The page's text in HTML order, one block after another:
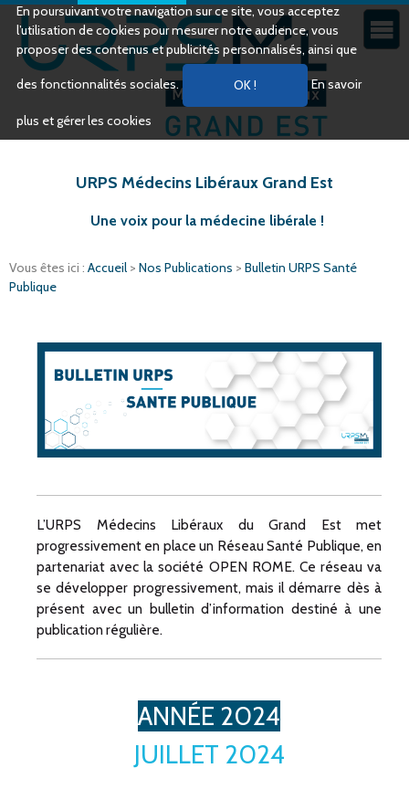
En poursuivant votre navigation sur ce site, vous acceptez
l’utilisation de cookies pour mesurer notre audience, vous
proposer des contenus et publicités personnalisés, ainsi que
des fonctionnalités sociales. En savoir
plus et gérer les cookies
URPS Médecins Libéraux Grand Est
Une voix pour la médecine libérale !
Vous êtes ici : Accueil > Nos Publications > Bulletin URPS Santé
Publique
L’URPS Médecins Libéraux du Grand Est met
progressivement en place un Réseau Santé Publique, en
partenariat avec la société OPEN ROME. Ce réseau va
se développer progressivement, mais il démarre dès à
présent avec un bulletin d’information destiné à une
publication régulière.
ANNÉE 2024
JUILLET 2024